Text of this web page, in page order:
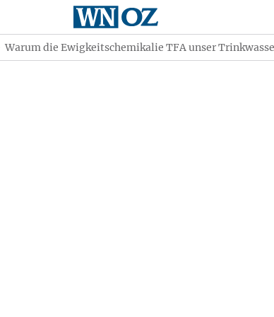
Warum die Ewigkeitschemikalie TFA unser